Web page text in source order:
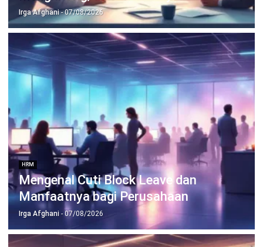
HRM
Merit Pay Adalah: Cara Kerja dan
Penerapannya
Irga Afghani - 06/08/2026